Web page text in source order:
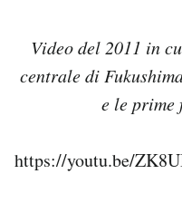
Video del 2011 in
centrale di
e le prime
https://youtu.be/